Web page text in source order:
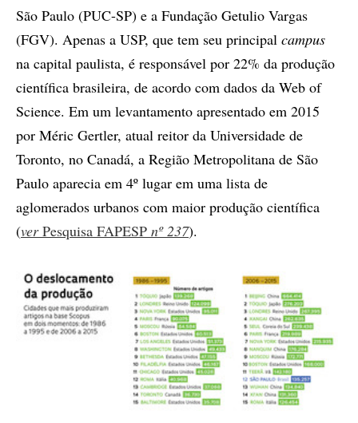
São Paulo (PUC-SP) e a Fundação Getulio Vargas
(FGV). Apenas a USP, que tem seu principal campus
na capital paulista, é responsável por 22% da produção
científica brasileira, de acordo com dados da Web of
Science. Em um levantamento apresentado em 2015
por Méric Gertler, atual reitor da Universidade de
Toronto, no Canadá, a Região Metropolitana de São
Paulo aparecia em 4º lugar em uma lista de
aglomerados urbanos com maior produção científica
(verPesquisa FAPESP nº 237).